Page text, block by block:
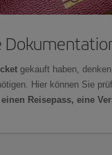
gekauft haben,
Hier können Sie
Reisepass, eine